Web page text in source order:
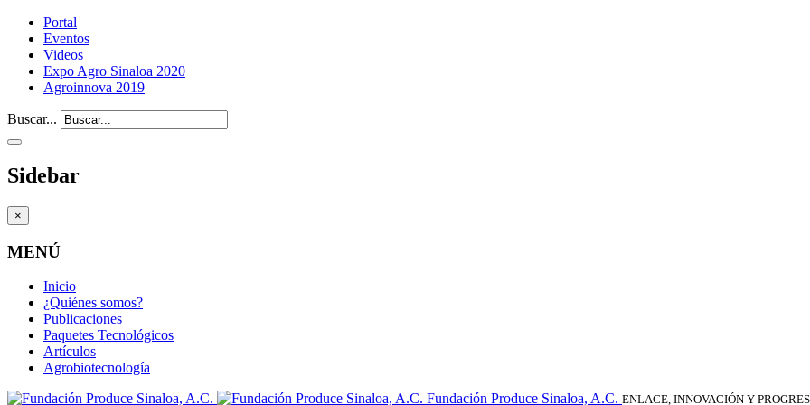
Portal
Eventos
Videos
Expo Agro Sinaloa 2020
Agroinnova 2019
Buscar...
Sidebar
×
MENÚ
Inicio
¿Quiénes somos?
Publicaciones
Paquetes Tecnológicos
Artículos
Agrobiotecnología
Fundación Produce Sinaloa, A.C. ENLACE, INNOVACIÓN Y